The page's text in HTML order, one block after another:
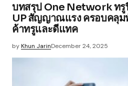
บทสรุป One Network ทรู
UP สัญญาณแรง ครอบคลุม
ค้าทรูและดีแทค
byKhun JarinDecember 24, 2025